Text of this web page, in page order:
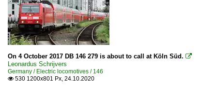
On 4 October 2017 DB 146 279 is about to call at Köln Süd. 
Leonardus Schrijvers
Germany / Electric locomotives / 146
 530 1200x801 Px, 24.10.2020